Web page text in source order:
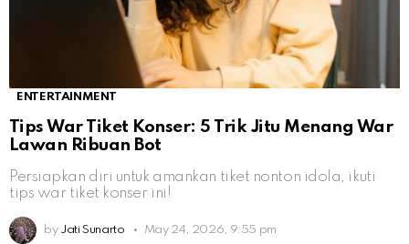
ENTERTAINMENT
Tips War Tiket Konser: 5 Trik Jitu Menang War
Lawan Ribuan Bot
Persiapkan diri untuk amankan tiket nonton idola, ikuti
tips war tiket konser ini!
by Jati Sunarto May 24, 2026, 9:55 pm